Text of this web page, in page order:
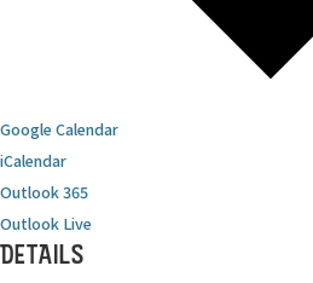
Google Calendar
iCalendar
Outlook 365
Outlook Live
DETAILS